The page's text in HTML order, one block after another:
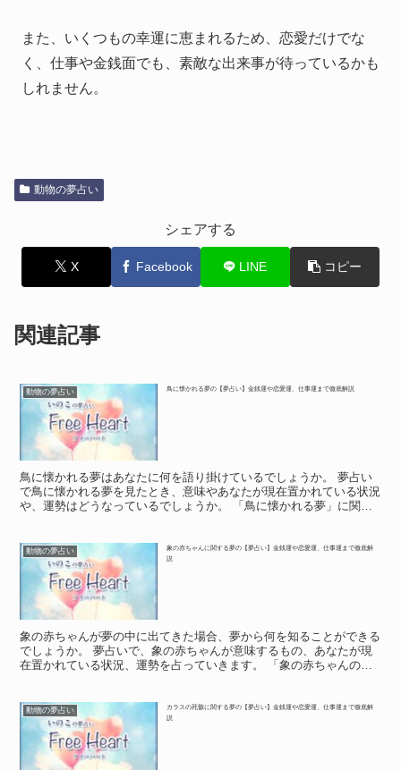
また、いくつもの幸運に恵まれるため、恋愛だけでな
く、仕事や金銭面でも、素敵な出来事が待っているかも
しれません。
動物の夢占い
シェアする
X Facebook LINE コピー
関連記事
動物の夢占い 鳥に懐かれる夢の【夢占い】金銭運や恋愛運、仕事運まで徹底解説
鳥に懐かれる夢はあなたに何を語り掛けているでしょうか。 夢占い
で鳥に懐かれる夢を見たとき、意味やあなたが現在置かれている状況
や、運勢はどうなっているでしょうか。 「鳥に懐かれる夢」に関す
動物の夢占い
象の赤ちゃんに関する夢の【夢占い】金銭運や恋愛運、仕事運まで徹底解
説
象の赤ちゃんが夢の中に出てきた場合、夢から何を知ることができる
でしょうか。 夢占いで、象の赤ちゃんが意味するもの、あなたが現
在置かれている状況、運勢を占っていきます。 「象の赤ちゃんの
動物の夢占い
カラスの死骸に関する夢の【夢占い】金銭運や恋愛運、仕事運まで徹底解
説